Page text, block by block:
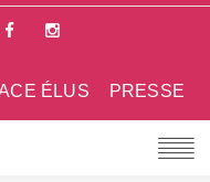
PRESSE
ÉLUS